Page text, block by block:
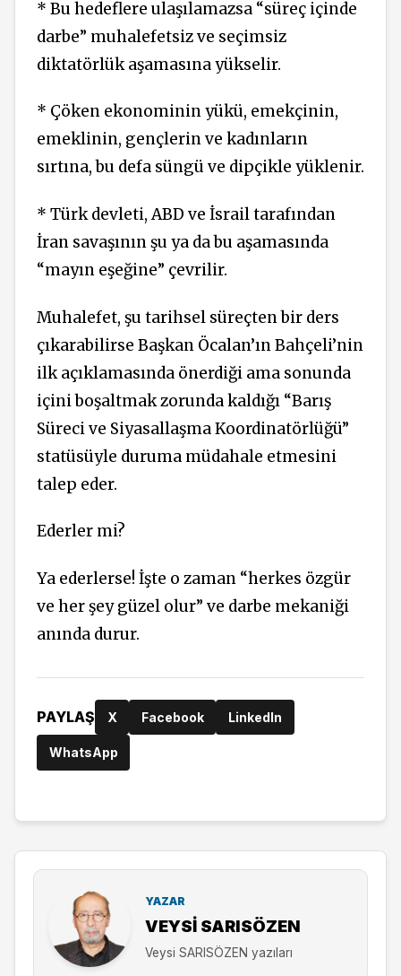
* Bu hedeflere ulaşılamazsa “süreç içinde
darbe” muhalefetsiz ve seçimsiz
diktatörlük aşamasına yükselir.
* Çöken ekonominin yükü, emekçinin,
emeklinin, gençlerin ve kadınların
sırtına, bu defa süngü ve dipçikle yüklenir.
* Türk devleti, ABD ve İsrail tarafından
İran savaşının şu ya da bu aşamasında
“mayın eşeğine” çevrilir.
Muhalefet, şu tarihsel süreçten bir ders
çıkarabilirse Başkan Öcalan’ın Bahçeli’nin
ilk açıklamasında önerdiği ama sonunda
içini boşaltmak zorunda kaldığı “Barış
Süreci ve Siyasallaşma Koordinatörlüğü”
statüsüyle duruma müdahale etmesini
talep eder.
Ederler mi?
Ya ederlerse! İşte o zaman “herkes özgür
ve her şey güzel olur” ve darbe mekaniği
anında durur.
PAYLAŞ X Facebook LinkedIn
WhatsApp
YAZAR
VEYSI SARISÖZEN
Veysi SARISÖZEN yazıları